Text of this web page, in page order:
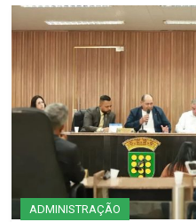
ADMINISTRAÇÃO